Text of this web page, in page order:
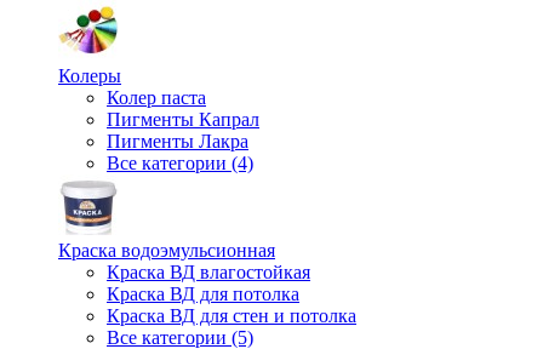
Колеры
Колер паста
Пигменты Капрал
Пигменты Лакра
Все категории (4)
Краска водоэмульсионная
Краска ВД влагостойкая
Краска ВД для потолка
Краска ВД для стен и потолка
Все категории (5)